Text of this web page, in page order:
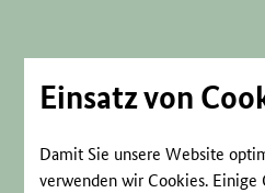
Einsatz von
Damit Sie unsere Website
verwenden wir Cookies. Einige